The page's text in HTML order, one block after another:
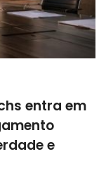
entra em
e